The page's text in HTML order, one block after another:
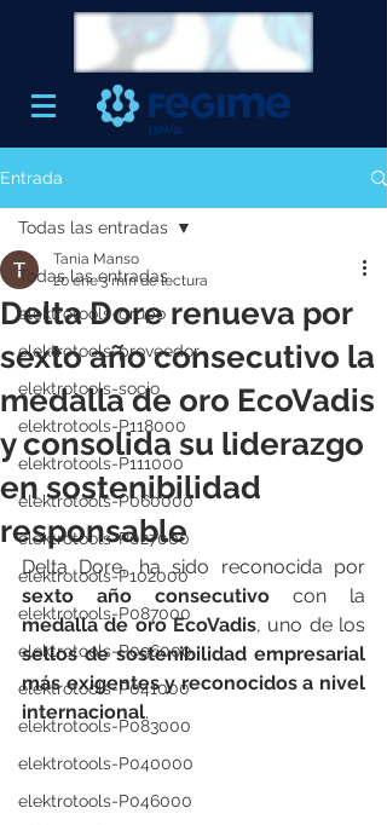
Entrada
Todas las entradas
elektrotools-grupo
elektrotools-proveedor
elektrotools-socio
elektrotools-P118000
elektrotools-P111000
elektrotools-P060000
elektrotools-P027000
elektrotools-P102000
elektrotools-P087000
elektrotools-P096000
elektrotools-P041000
elektrotools-P083000
elektrotools-P040000
elektrotools-P046000
Todas las entradas
Delta Dore renueva por
sexto año consecutivo la
medalla de oro EcoVadis
y consolida su liderazgo
en sostenibilidad
responsable
Tania Manso
20 ene3 min de lectura
sexto año consecutivo
medalla de oro EcoVadis
sellos de sostenibilidad empresarial
más exigentes y reconocidos a nivel
internacional.